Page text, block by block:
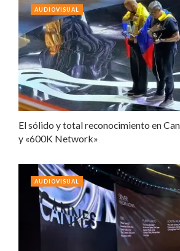
El sólido y total reconocimiento en
y «600K Network»
AUDIOVISUAL
AUDIOVISUAL